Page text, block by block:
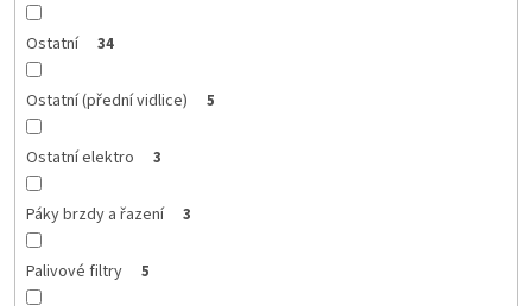
Ostatní 34
Ostatní (přední vidlice) 5
Ostatní elektro 3
Páky brzdy a řazení 3
Palivové filtry 5